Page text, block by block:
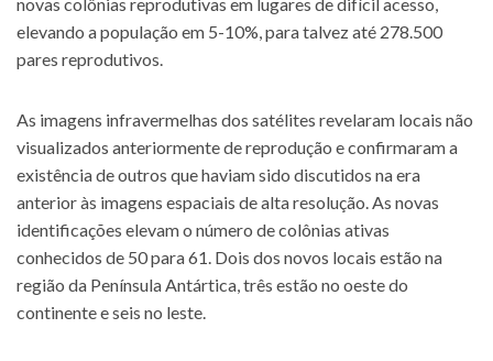
novas colônias reprodutivas em lugares de difícil acesso,
elevando a população em 5-10%, para talvez até 278.500
pares reprodutivos.
As imagens infravermelhas dos satélites revelaram locais não
visualizados anteriormente de reprodução e confirmaram a
existência de outros que haviam sido discutidos na era
anterior às imagens espaciais de alta resolução. As novas
identificações elevam o número de colônias ativas
conhecidos de 50 para 61. Dois dos novos locais estão na
região da Península Antártica, três estão no oeste do
continente e seis no leste.